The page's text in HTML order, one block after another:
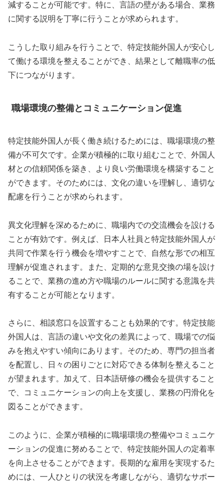
減することが可能です。特に、言語の壁がある場合、業務
に関する説明を丁寧に行うことが求められます。
こうした取り組みを行うことで、特定技能外国人が安心し
て働ける環境を整えることができ、結果として離職率の低
下につながります。
職場環境の整備とコミュニケーション促進
特定技能外国人が長く働き続けるためには、職場環境の整
備が不可欠です。企業が積極的に取り組むことで、外国人
材との信頼関係を築き、より良い労働環境を構築すること
ができます。そのためには、文化の違いを理解し、適切な
配慮を行うことが求められます。
異文化理解を深めるために、職場内での交流機会を設ける
ことが有効です。例えば、日本人社員と特定技能外国人が
共同で作業を行う機会を増やすことで、自然な形での相互
理解が促進されます。また、定期的な意見交換の場を設け
ることで、業務の進め方や職場のルールに関する意識を共
有することが可能となります。
さらに、相談窓口を設置することも効果的です。特定技能
外国人は、言語の違いや文化の差異によって、職場での悩
みを抱えやすい傾向にあります。そのため、専門の担当者
を配置し、日々の困りごとに対応できる体制を整えること
が望まれます。加えて、日本語研修の機会を提供すること
で、コミュニケーションの向上を支援し、業務の円滑化を
図ることができます。
このように、企業が積極的に職場環境の整備やコミュニケ
ーションの促進に努めることで、特定技能外国人の定着率
を向上させることができます。長期的な雇用を実現するた
めには、一人ひとりの状況を考慮しながら、適切なサポー